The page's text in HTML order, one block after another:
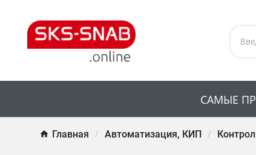
САМЫЕ
Главная Автоматизация, КИП